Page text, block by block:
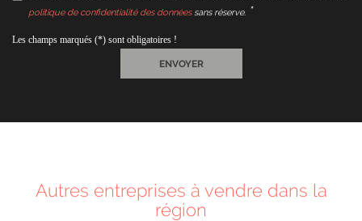
politique de confidentialité des donnéessans réserve.
Les champs marqués (*) sont obligatoires !
ENVOYER
Autres entreprises à vendre dans la
région